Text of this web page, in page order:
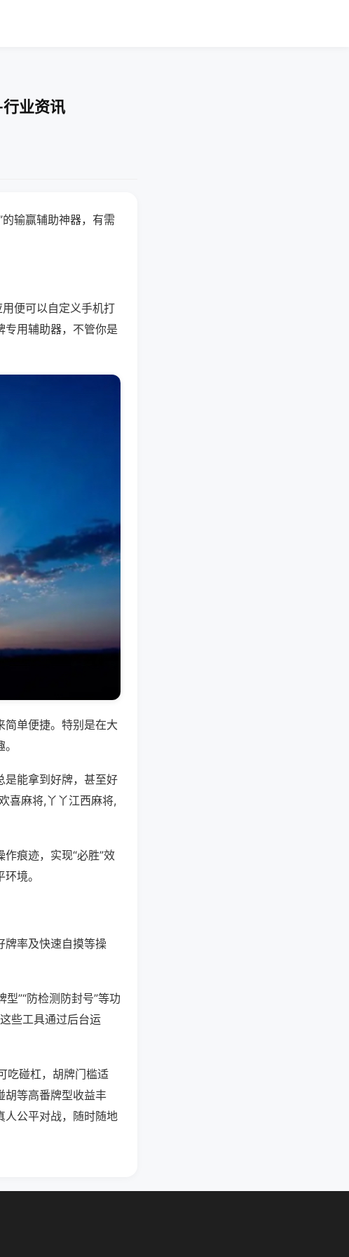
业资讯
输赢辅助神器，有需
便可以自定义手机打
专用辅助器，不管你是
简单便捷。特别是在大
是能拿到好牌，甚至好
喜麻将,丫丫江西麻将,
痕迹，实现“必胜”效
境。
牌率及快速自摸等操
”“防检测防封号”等功
些工具通过后台运
吃碰杠，胡牌门槛适
胡等高番牌型收益丰
人公平对战，随时随地